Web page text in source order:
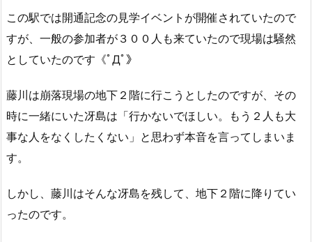
この駅では開通記念の見学イベントが開催されていたので
すが、一般の参加者が３００人も来ていたので現場は騒然
としていたのです《ﾟДﾟ》
藤川は崩落現場の地下２階に行こうとしたのですが、その
時に一緒にいた冴島は「行かないでほしい。もう２人も大
事な人をなくしたくない」と思わず本音を言ってしまいま
す。
しかし、藤川はそんな冴島を残して、地下２階に降りてい
ったのです。